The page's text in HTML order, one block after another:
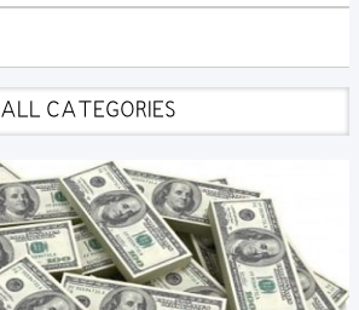
ALL CATEGORIES